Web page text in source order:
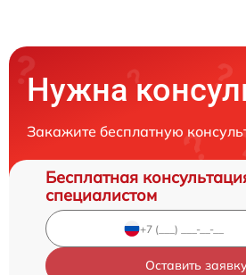
Нужна
Закажите бесплатную
Бесплатная
специалистом
Оставить